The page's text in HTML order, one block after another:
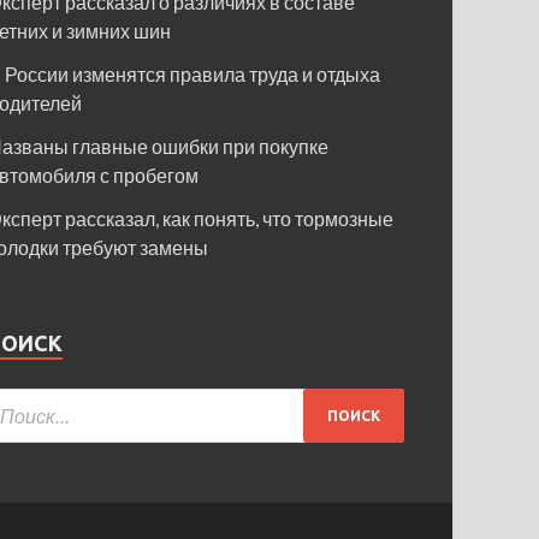
и зимних шин
России изменятся правила труда и отдыха
главные ошибки при покупке
с пробегом
рассказал, как понять, что тормозные
требуют замены